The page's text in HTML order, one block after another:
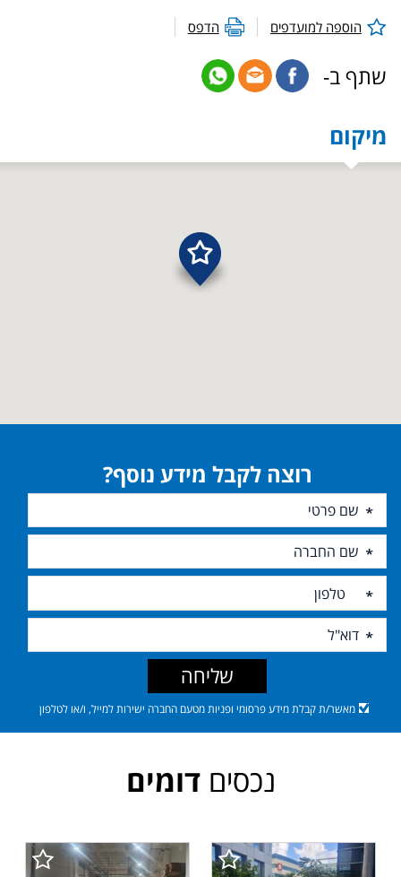
הוספה למועדפים הדפס
שתף ב-
מיקום
רוצה לקבל מידע נוסף?
מאשר/ת קבלת מידע פרסומי ופניות מטעם החברה ישירות למייל, ו/או לטלפון
שליחה
נכסיםדומים